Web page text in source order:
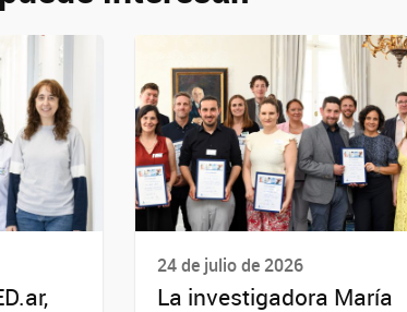
24 de julio de 2026
La investigadora María